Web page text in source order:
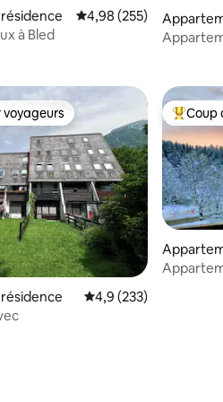
Évaluation moyenne
4,98 (255)
à Bled
les plus appréciés
Évaluation moyenne
4,9 (233)
Coups
Coup